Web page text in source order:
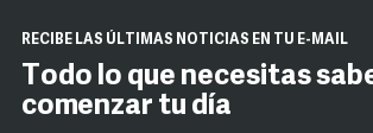
RECIBE LAS ÚLTIMAS NOTICIAS EN TU E-MAIL
Todo lo que necesitas
comenzar tu día